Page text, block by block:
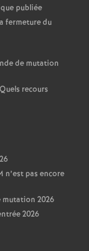
publiée
fermeture du
de mutation
recours
n’est pas encore
mutation 2026
2026